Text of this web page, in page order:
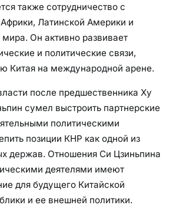
также сотрудничество с
Латинской Америки и
мира. Он активно развивает
и политические связи,
Китая на международной арене.
после предшественника Ху
сумел выстроить партнерские
политическими
позиции КНР как одной из
держав. Отношения Си Цзиньпина
деятелями имеют
для будущего Китайской
и ее внешней политики.